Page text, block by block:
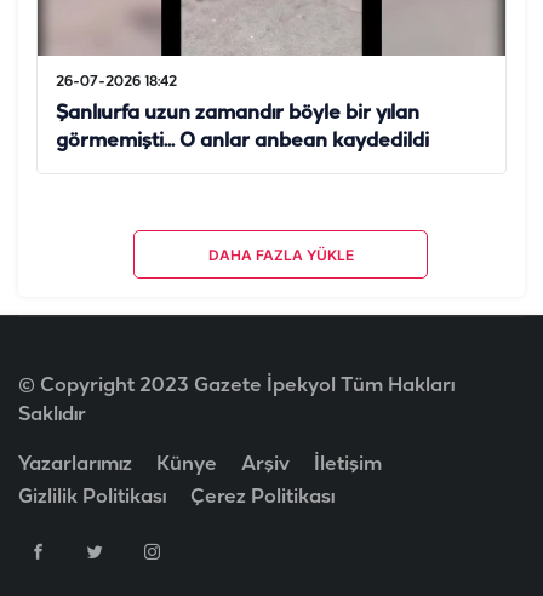
26-07-2026 18:42
Şanlıurfa uzun zamandır böyle bir yılan
görmemişti... O anlar anbean kaydedildi
DAHA FAZLA YÜKLE
© Copyright 2023 Gazete İpekyol Tüm Hakları
Saklıdır
Yazarlarımız Künye Arşiv
İletişim
Gizlilik Politikası
Çerez Politikası